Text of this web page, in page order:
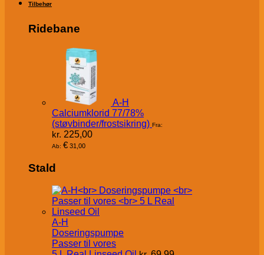
Tilbehør
Ridebane
A-H
Calciumklorid 77/78%
(støvbinder/frostsikring) Fra:
kr. 225,00
Ab: € 31,00
Stald
A-H
Doseringspumpe
Passer til vores